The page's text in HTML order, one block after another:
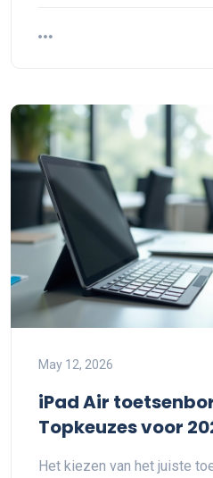
May 12, 2026
iPad Air
Topkeuzes voor
Het kiezen van het juiste